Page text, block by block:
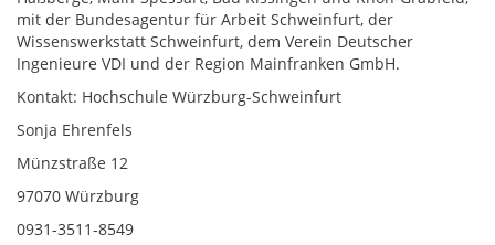
mit der Bundesagentur für Arbeit Schweinfurt, der
Wissenswerkstatt Schweinfurt, dem Verein Deutscher
Ingenieure VDI und der Region Mainfranken GmbH.
Kontakt: Hochschule Würzburg-Schweinfurt
Sonja Ehrenfels
Münzstraße 12
97070 Würzburg
0931-3511-8549